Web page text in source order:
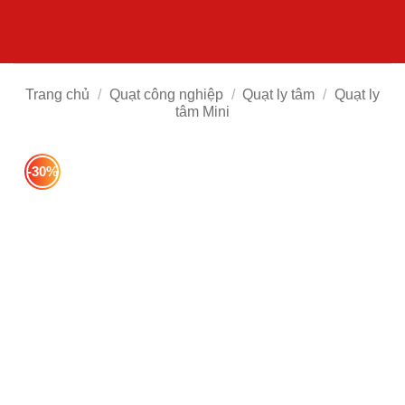
Trang chủ / Quạt công nghiệp / Quạt ly tâm / Quạt ly
tâm Mini
-30%